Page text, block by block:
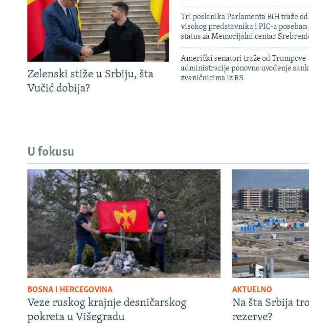
Zelenski stiže u Srbiju, šta
Vučić dobija?
Tri poslanika Parlamenta BiH traže od
visokog predstavnika i PIC-a poseban
status za Memorijalni centar
Američki senatori traže od Trumpove
administracije ponovno uvođenje
zvaničnicima iz RS
U fokusu
BOSNA I HERCEGOVINA
Veze ruskog krajnje desničarskog
pokreta u Višegradu
AKTUELNO
Na šta Srbija
rezerve?